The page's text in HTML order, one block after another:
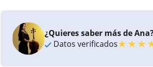
¿Quieres saber más de
Datos verificados★★★